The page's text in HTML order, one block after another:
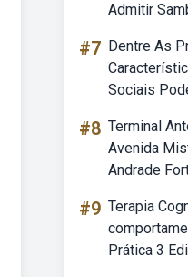
Admitir
#7 Dentre As
Sociais
#8 Terminal
Avenida
Andrade
#9 Terapia
Prática 3